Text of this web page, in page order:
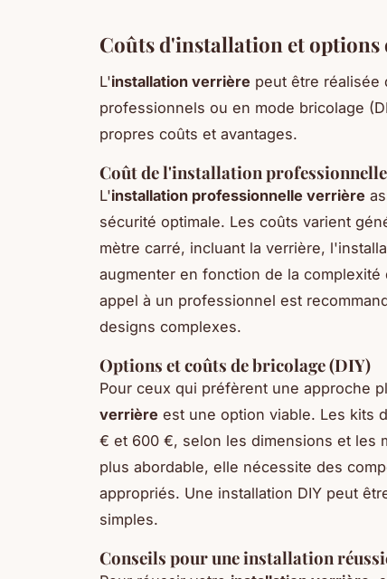
Coûts d'installation et options
L'installation verrière peut être réalisée
professionnels ou en mode bricolage
propres coûts et avantages.
Coût de l'installation professionnelle
L'installation professionnelle verrière
sécurité optimale. Les coûts varient
mètre carré, incluant la verrière,
augmenter en fonction de la
appel à un professionnel est
designs complexes.
Options et coûts de bricolage (DIY)
Pour ceux qui préfèrent une approche
verrière est une option viable. Les kits
€ et 600 €, selon les dimensions et les
plus abordable, elle nécessite des
appropriés. Une installation DIY peut
simples.
Conseils pour une installation